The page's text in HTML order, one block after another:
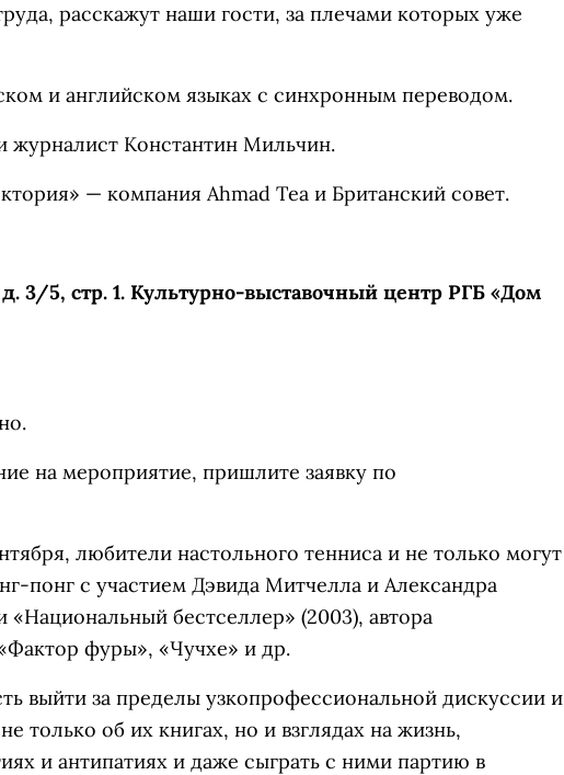
расскажут наши гости, за плечами которых уже
и английском языках с синхронным переводом.
журналист Константин Мильчин.
— компания Ahmad Tea и Британский совет.
3/5, стр. 1. Культурно-выставочный центр РГБ «Дом
на мероприятие, пришлите заявку по
любители настольного тенниса и не только могут
понг с участием Дэвида Митчелла и Александра
«Национальный бестселлер» (2003), автора
фуры», «Чучхе» и др.
выйти за пределы узкопрофессиональной дискуссии и
только об их книгах, но и взглядах на жизнь,
и антипатиях и даже сыграть с ними партию в